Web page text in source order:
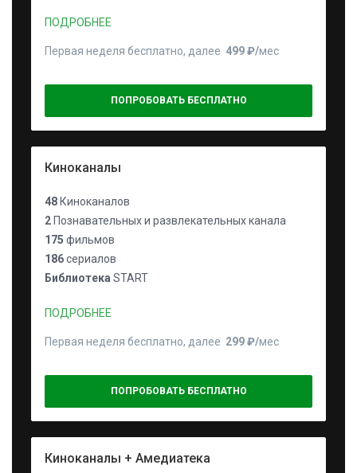
ПОДРОБНЕЕ
Первая неделя бесплатно, далее 499 ₽⁠/⁠мес
ПОПРОБОВАТЬ БЕСПЛАТНО
Киноканалы
48 Киноканалов
2 Познавательных и развлекательных канала
175 фильмов
186сериалов
Библиотека START
ПОДРОБНЕЕ
Первая неделя бесплатно, далее 299 ₽⁠/⁠мес
ПОПРОБОВАТЬ БЕСПЛАТНО
Киноканалы + Амедиатека